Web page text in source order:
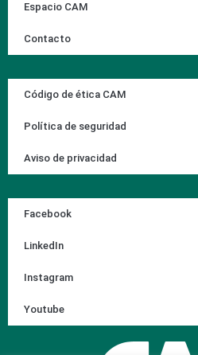
Espacio CAM
Contacto
Código de ética CAM
Política de seguridad
Aviso de privacidad
Facebook
LinkedIn
Instagram
Youtube